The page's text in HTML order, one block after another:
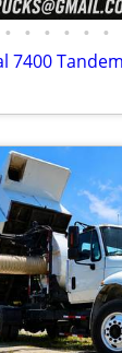
• • • • • •